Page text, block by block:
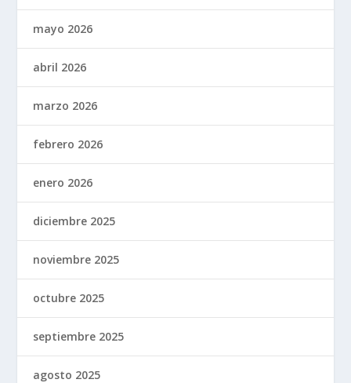
mayo 2026
abril 2026
marzo 2026
febrero 2026
enero 2026
diciembre 2025
noviembre 2025
octubre 2025
septiembre 2025
agosto 2025